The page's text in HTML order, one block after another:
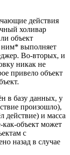
действия
холивар
объект
ним* выполняет
Во-вторых, и
никак не
привело объект
в базу данных, у
произошло),
действие) и масса
как-объект может
с
назад в случае